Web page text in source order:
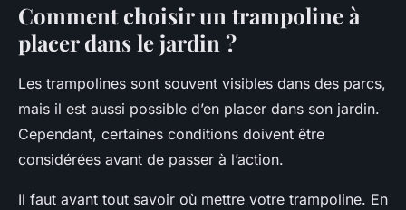
Comment choisir un trampoline à
placer dans le jardin ?
Les trampolines sont souvent visibles dans des parcs,
mais il est aussi possible d’en placer dans son jardin.
Cependant, certaines conditions doivent être
considérées avant de passer à l’action.
Il faut avant tout savoir où mettre votre trampoline. En